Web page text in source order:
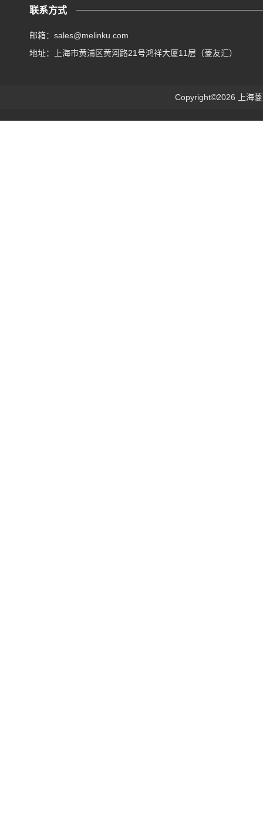
联系方式
邮箱：sales@melinku.com
地址：上海市黄浦区黄河路21号鸿祥大厦11层（菱友汇）
Copyright©2026 上海